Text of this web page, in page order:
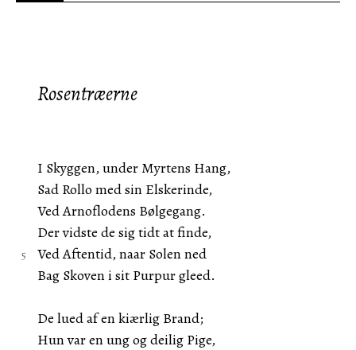
Rosentræerne
I Skyggen, under Myrtens Hang,
Sad Rollo med sin Elskerinde,
Ved Arnoflodens Bølgegang.
Der vidste de sig tidt at finde,
Ved Aftentid, naar Solen ned
Bag Skoven i sit Purpur gleed.
De lued af en kiærlig Brand;
Hun var en ung og deilig Pige,